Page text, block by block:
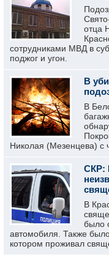
отца
сотрудниками МВД в
поджог и угон.
В
В
Николая (Мезенцева) с
СКР:
В
было
автомобиля. Также
котором проживал